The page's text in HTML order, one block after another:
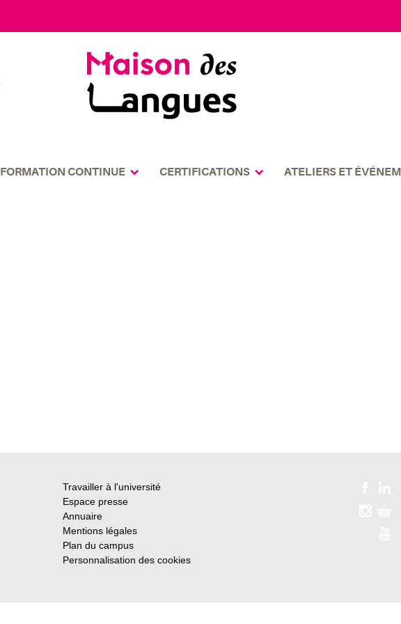
FORMATION CONTINUE CERTIFICATIONS ATELIERS ET
Travailler à l'université
Espace presse
Annuaire
Mentions légales
Plan du campus
Personnalisation des cookies